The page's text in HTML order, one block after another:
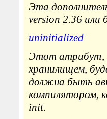
Эта
version 2.36 или
uninitialized
Этот атрибут,
хранилищем,
должна быть
компилятором,
init.